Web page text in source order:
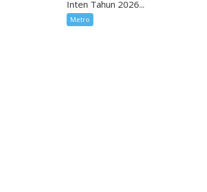
Inten Tahun 2026...
Metro